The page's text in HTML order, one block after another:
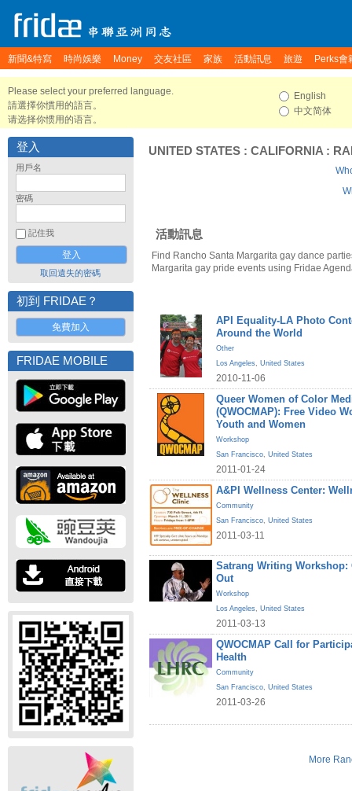
新聞&特寫 時尚娛樂 Money 交友社區 家族 活動訊息 旅遊 Perks會
Please select your preferred language.
請選擇你慣用的語言。
请选择你惯用的语言。
English
中文简体
登入
用戶名
密碼
記住我
取回遺失的密碼
初到 FRIDAE？
免費加入
FRIDAE MOBILE
UNITED STATES : CALIFORNIA :
活動訊息
Find Rancho Santa Margarita gay dance
Margarita gay pride events using Fridae
API Equality-LA Photo
Around the World
Other
Los Angeles, United States
2010-11-06
Queer Women of Color
(QWOCMAP): Free Video
Youth and Women
Workshop
San Francisco, United States
2011-01-24
A&PI Wellness Center:
Community
San Francisco, United States
2011-03-11
Satrang Writing
Out
Workshop
Los Angeles, United States
2011-03-13
QWOCMAP Call for
Health
Community
San Francisco, United States
2011-03-26
More